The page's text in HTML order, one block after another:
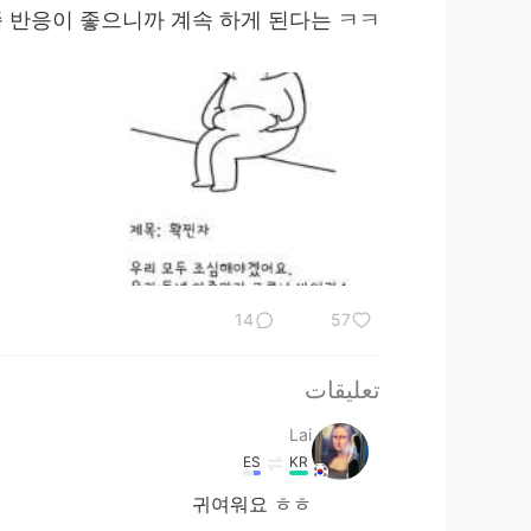
반응이 좋으니까 계속 하게 된다는 ㅋㅋ
57
14
تعليقات
Lai
KR
ES
귀여워요 ㅎㅎ